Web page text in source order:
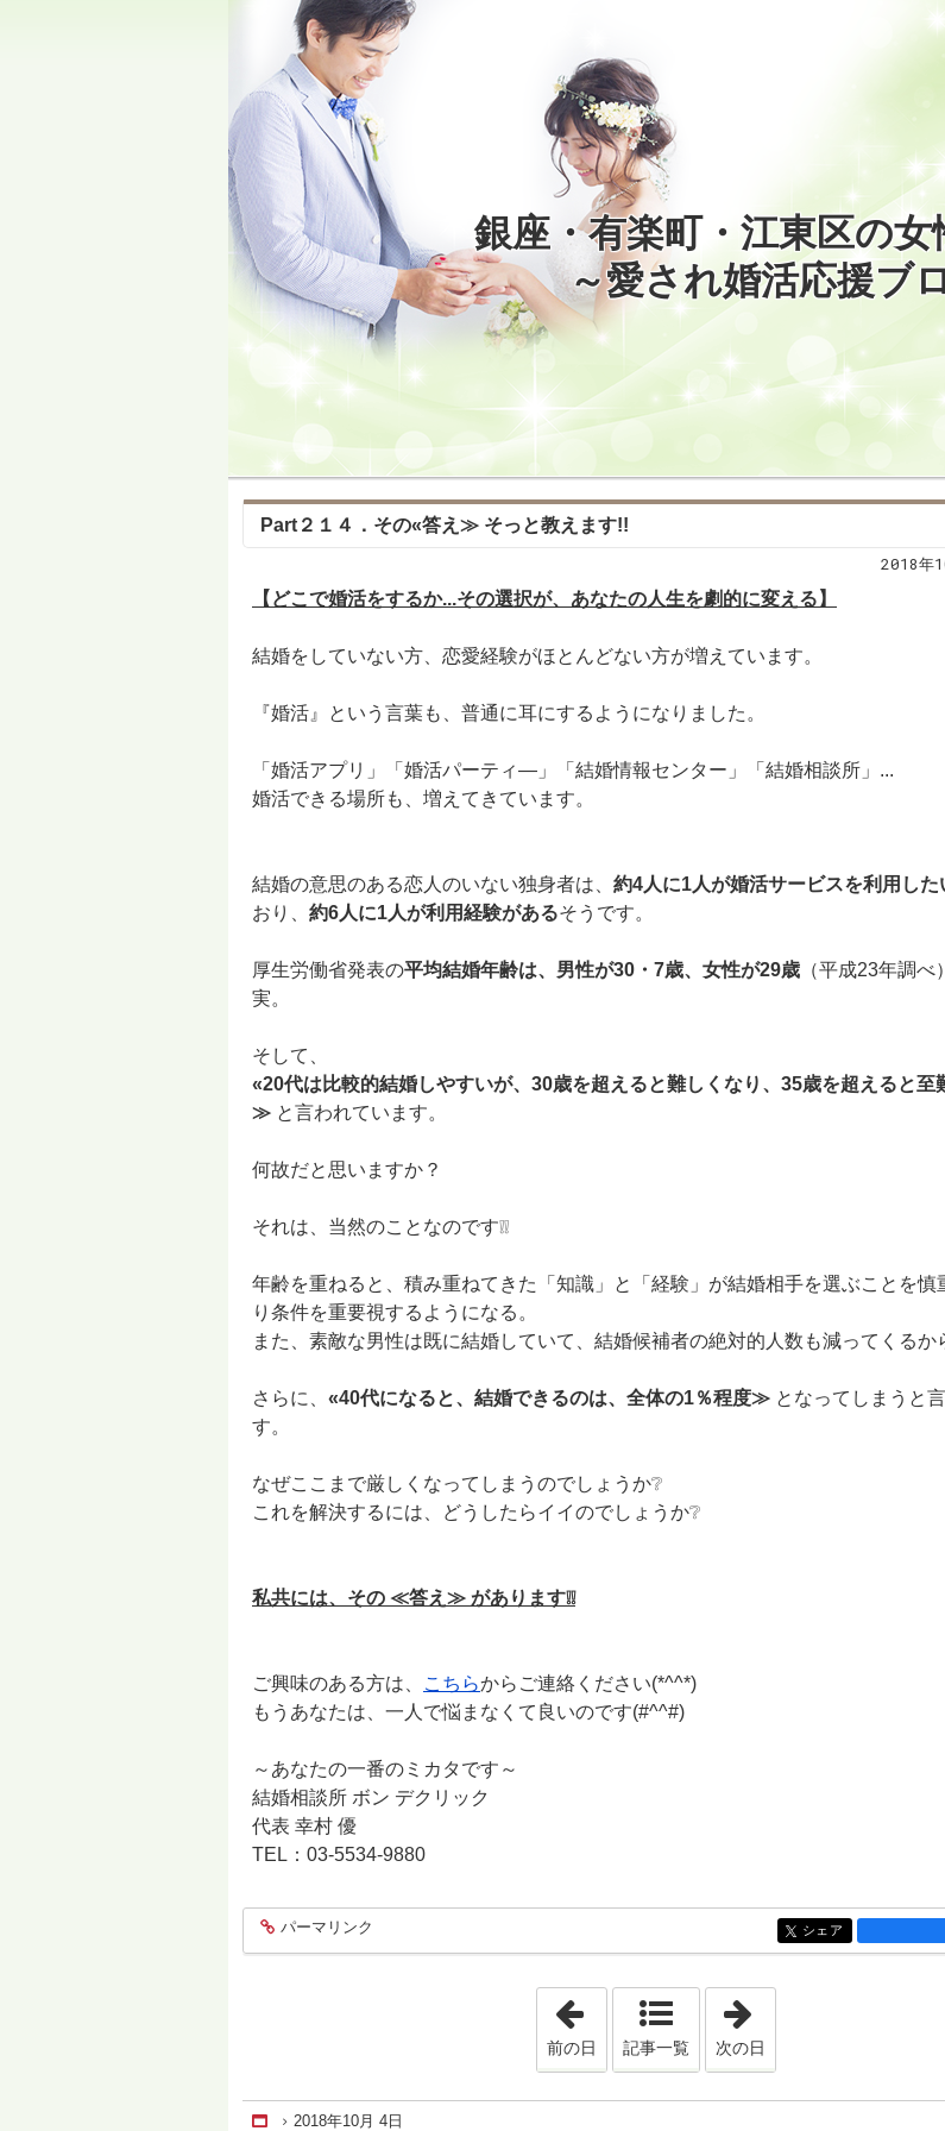
銀座・有楽町・江東区の女
～愛され婚活応援ブ
Part２１４．その«答え≫ そっと教えます!!
2018年
【どこで婚活をするか...その選択が、あなたの人生を劇的に変える】
結婚をしていない方、恋愛経験がほとんどない方が増えています。
『婚活』という言葉も、普通に耳にするようになりました。
「婚活アプリ」「婚活パーティ―」「結婚情報センター」「結婚相談所」...
婚活できる場所も、増えてきています。
結婚の意思のある恋人のいない独身者は、 約4人に1人が婚活サービスを利用した
おり、 約6人に1人が利用経験があるそうです。
厚生労働省発表の平均結婚年齢は、男性が30・7歳、女性が29歳 （平成23年調べ
実。
そして、
«20代は比較的結婚しやすいが、30歳を超えると難しくなり、35歳を超えると至
≫ と言われています。
何故だと思いますか？
それは、当然のことなのです❕❕
年齢を重ねると、積み重ねてきた「知識」と「経験」が結婚相手を選ぶことを慎
り条件を重要視するようになる。
また、素敵な男性は既に結婚していて、結婚候補者の絶対的人数も減ってくるから
さらに、 «40代になると、結婚できるのは、全体の1％程度≫ となってしまうと
す。
なぜここまで厳しくなってしまうのでしょうか❔
これを解決するには、どうしたらイイのでしょうか❔
私共には、その ≪答え≫ があります❕❕
ご興味のある方は、 こちらからご連絡ください(*^^*)
もうあなたは、一人で悩まなくて良いのです(#^^#)
～あなたの一番のミカタです～
結婚相談所 ボン デクリック
代表 幸村 優
TEL：03-5534-9880
entry1712
パーマリンク entry1712
シェア
「2018年10月 3日」
前の日 記事一覧 次の日
Home
2018年10月 4日